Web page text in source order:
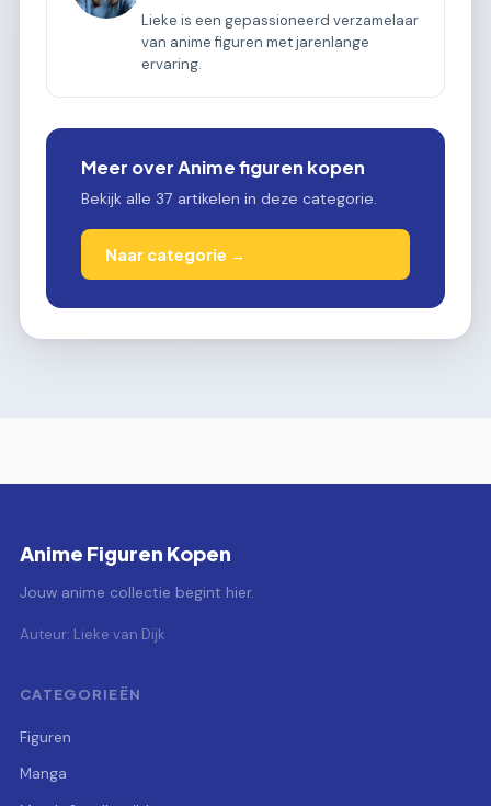
Lieke is een gepassioneerd verzamelaar
van anime figuren met jarenlange
ervaring.
Meer over Anime figuren kopen
Bekijk alle 37 artikelen in deze categorie.
Naar categorie →
Anime Figuren Kopen
Jouw anime collectie begint hier.
Auteur: Lieke van Dijk
CATEGORIEËN
Figuren
Manga